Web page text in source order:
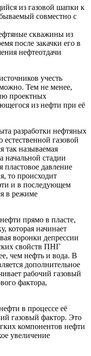
из газовой шапки к
совместно с
скважины из
после закачки его в
нефтеотдачи
учесть
Тем не менее,
проектных
из нефти при её
разработки нефтяных
газовой
так называемая
начальной стадии
пластовое давление
то происходит
и в последующем
в режиме
прямо в пласте,
которая начинает
воронки депрессии
свойств ПНГ
чем нефть и вода. В
дополнительное
рабочий газовый
фактора,
в процессе её
газовый фактор. Это
компонентов нефти
увеличение